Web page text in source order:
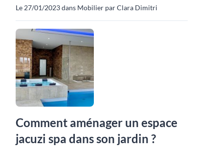
Le 27/01/2023 dans Mobilier par Clara Dimitri
Comment aménager un espace
jacuzi spa dans son jardin ?